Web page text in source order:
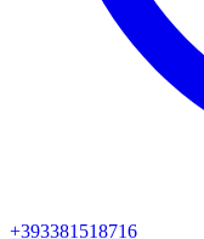
+393381518716